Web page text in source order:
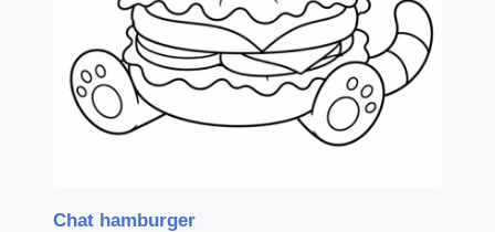
Chat hamburger